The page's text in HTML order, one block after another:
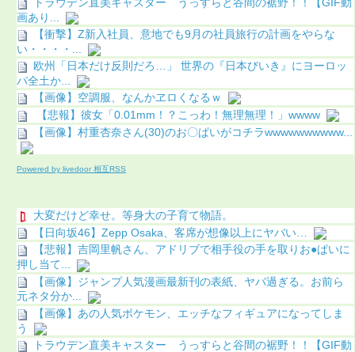
画あり...
【衝撃】Z新入社員、意地でも9月の社員旅行の計画をやらな
い・・・・...
欧州「日本だけ反則だろ…」 世界の『日本びいき』にヨーロッ
パ全土か...
【画像】空調服、なんかヱロくなるｗ
【悲報】彼女「0.01mm！？こっわ！無理無理！」wwww
【画像】村重杏奈さん(30)のお〇ぱいがコチラwwwwwwwwww...
Powered by livedoor 相互RSS
大変だけど幸せ。等身大の子育て物語。
【日向坂46】Zepp Osaka、客席が想像以上にヤバい…
【悲報】吉岡里帆さん、アドリブで相手役の手を取りお●ぱいに
押し当て...
【画像】ジャンプ人気漫画最新刊の表紙、ヤバ過ぎる。お前ら
元ネタ分か...
【画像】あの人気ポケモン、エッチなフィギュアになってしま
う
トラウデン直美キャスター うっすらと谷間の裾野！！【GIF動